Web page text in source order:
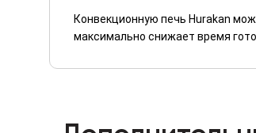
Конвекционную печь Hurakan
максимально снижает время